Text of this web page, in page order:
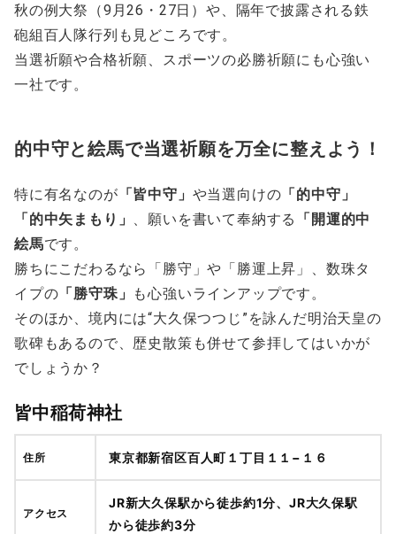
秋の例大祭（9月26・27日）や、隔年で披露される鉄
砲組百人隊行列も見どころです。
当選祈願や合格祈願、スポーツの必勝祈願にも心強い
一社です。
的中守と絵馬で当選祈願を万全に整えよう！
特に有名なのが 「皆中守」 や当選向けの 「的中守」
「的中矢まもり」
、願いを書いて奉納する
「開運的中
絵馬です。
勝ちにこだわるなら「勝守」や「勝運上昇」、数珠タ
イプの 「勝守珠」
も心強いラインアップです。
そのほか、境内には“大久保つつじ”を詠んだ明治天皇の
歌碑もあるので、歴史散策も併せて参拝してはいかが
でしょうか？
皆中稲荷神社
住所 東京都新宿区百人町１丁目１１−１６
アクセス
JR新大久保駅から徒歩約1分、JR大久保駅
から徒歩約3分